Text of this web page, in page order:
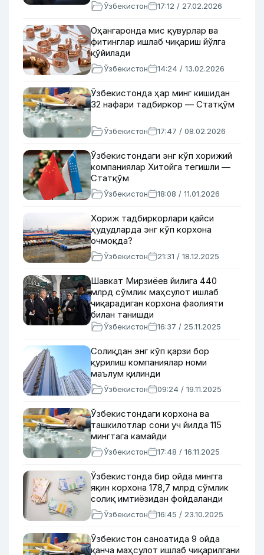
Ўзбекистон 17:12 / 27.02.2026
Оҳангаронда мис қувурлар ва
фитинглар ишлаб чиқариш йўлга
қўйилади
Ўзбекистон 14:24 / 13.02.2026
Ўзбекистонда ҳар минг кишидан
32 нафари тадбиркор — Статқўм
Ўзбекистон 17:47 / 08.02.2026
Ўзбекистондаги энг кўп хорижий
компаниялар Хитойга тегишли —
Статқўм
Ўзбекистон 18:08 / 11.01.2026
Хориж тадбиркорлари қайси
ҳудудларда энг кўп корхона
очмоқда?
Ўзбекистон 21:31 / 18.12.2025
Шавкат Мирзиёев йилига 440
млрд сўмлик маҳсулот ишлаб
чиқарадиган корхона фаолияти
билан танишди
Ўзбекистон 16:37 / 25.11.2025
Солиқдан энг кўп қарзи бор
қурилиш компаниялар номи
маълум қилинди
Ўзбекистон 09:24 / 19.11.2025
Ўзбекистондаги корхона ва
ташкилотлар сони уч йилда 115
мингтага камайди
Ўзбекистон 17:48 / 16.11.2025
Ўзбекистонда бир ойда мингга
яқин корхона 178,7 млрд сўмлик
солиқ имтиёзидан фойдаланди
Ўзбекистон 16:45 / 23.10.2025
Ўзбекистон саноатида 9 ойда
қанча маҳсулот ишлаб чиқарилгани